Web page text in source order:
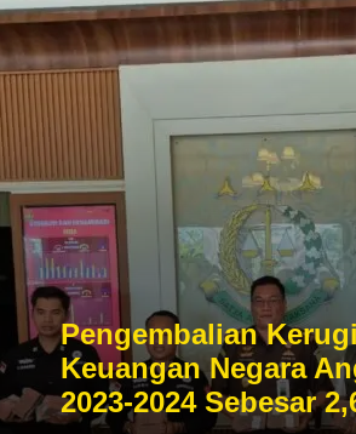
Pengembalian
Keuangan Negara
2023-2024 Sebesar